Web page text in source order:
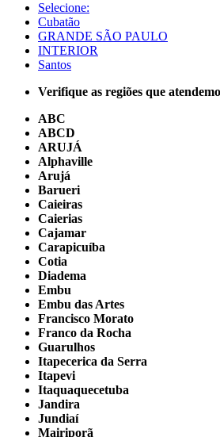
Selecione:
Cubatão
GRANDE SÃO PAULO
INTERIOR
Santos
Verifique as regiões que
ABC
ABCD
ARUJÁ
Alphaville
Arujá
Barueri
Caieiras
Caierias
Cajamar
Carapicuíba
Cotia
Diadema
Embu
Embu das Artes
Francisco Morato
Franco da Rocha
Guarulhos
Itapecerica da Serra
Itapevi
Itaquaquecetuba
Jandira
Jundiaí
Mairiporã